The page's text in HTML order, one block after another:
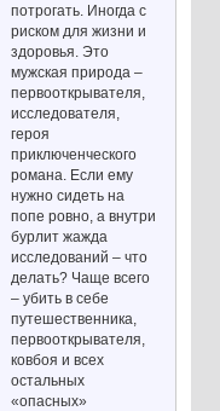
потрогать. Иногда с
риском для жизни и
здоровья. Это
мужская природа –
первооткрывателя,
исследователя,
героя
приключенческого
романа. Если ему
нужно сидеть на
попе ровно, а внутри
бурлит жажда
исследований – что
делать? Чаще всего
– убить в себе
путешественника,
первооткрывателя,
ковбоя и всех
остальных
«опасных»